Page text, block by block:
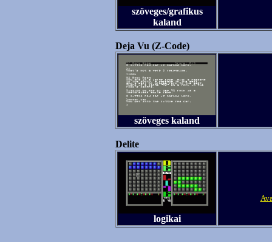
szöveges/grafikus
kaland
Deja Vu (Z-Code)
szöveges kaland
Delite
logikai